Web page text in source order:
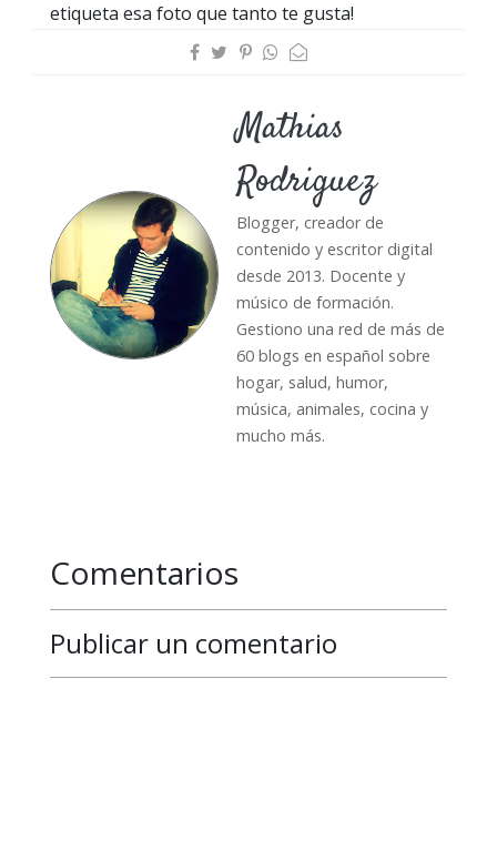
etiqueta esa foto que tanto te gusta!
Mathias
Rodriguez
Blogger, creador de
contenido y escritor digital
desde 2013. Docente y
músico de formación.
Gestiono una red de más de
60 blogs en español sobre
hogar, salud, humor,
música, animales, cocina y
mucho más.
Comentarios
Publicar un comentario